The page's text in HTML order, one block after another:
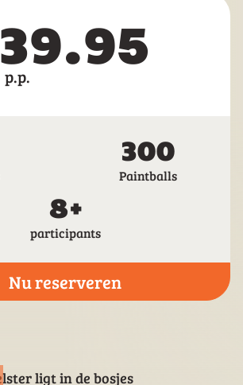
39.95
p.p.
300
Paintballs
8+
participants
Nu reserveren